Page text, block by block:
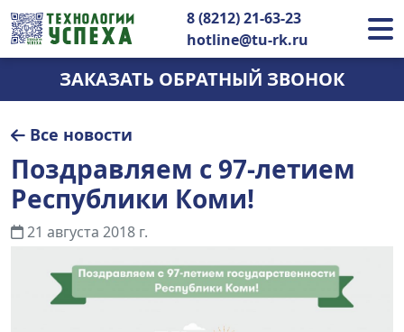
8 (8212) 21-63-23
hotline@tu-rk.ru
ЗАКАЗАТЬ ОБРАТНЫЙ ЗВОНОК
Поздравляем с 97-летием
Республики Коми!
Все новости
21 августа 2018 г.